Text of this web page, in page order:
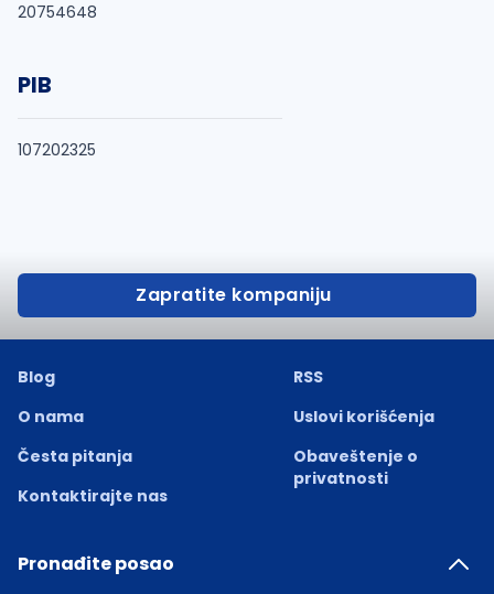
20754648
PIB
107202325
Zapratite kompaniju
Blog
O nama
Česta pitanja
Kontaktirajte nas
RSS
Uslovi korišćenja
Obaveštenje o
privatnosti
Pronađite posao